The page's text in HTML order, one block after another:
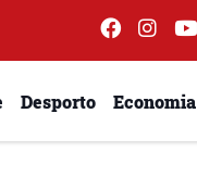
Desporto Economia